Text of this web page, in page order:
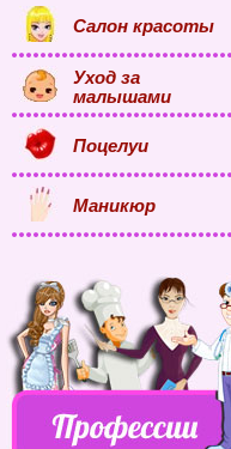
Салон красоты
Уход за
малышами
Поцелуи
Маникюр